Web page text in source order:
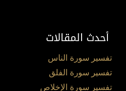
أحدث المقالات
تفسير سورة الناس
تفسير سورة الفلق
تفسير سورة الإخلاص